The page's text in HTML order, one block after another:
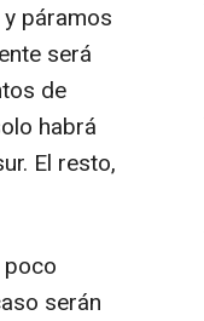
páramos
será
de
habrá
El resto,
serán